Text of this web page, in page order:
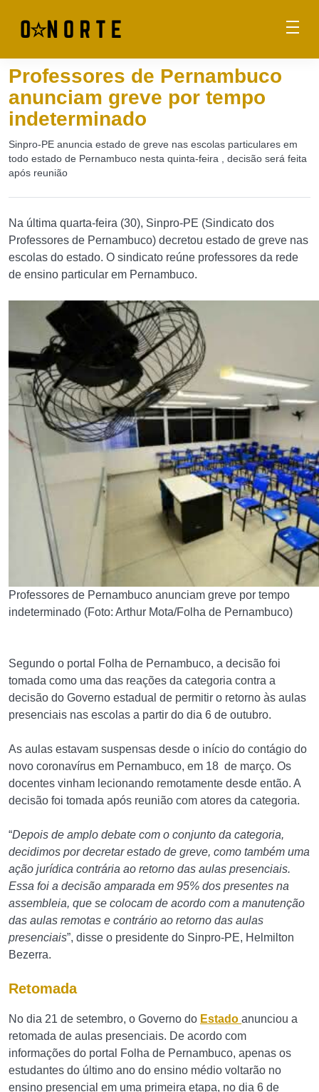
Professores de Pernambuco
anunciam greve por tempo
indeterminado
Sinpro-PE anuncia estado de greve nas escolas particulares em
todo estado de Pernambuco nesta quinta-feira , decisão será feita
após reunião
Na última quarta-feira (30), Sinpro-PE (Sindicato dos
Professores de Pernambuco) decretou estado de greve nas
escolas do estado. O sindicato reúne professores da rede
de ensino particular em Pernambuco.
Professores de Pernambuco anunciam greve por tempo
indeterminado (Foto: Arthur Mota/Folha de Pernambuco)
Segundo o portal Folha de Pernambuco, a decisão foi
tomada como uma das reações da categoria contra a
decisão do Governo estadual de permitir o retorno às aulas
presenciais nas escolas a partir do dia 6 de outubro.
As aulas estavam suspensas desde o início do contágio do
novo coronavírus em Pernambuco, em 18 de março. Os
docentes vinham lecionando remotamente desde então. A
decisão foi tomada após reunião com atores da categoria.
“Depois de amplo debate com o conjunto da categoria,
decidimos por decretar estado de greve, como também uma
ação jurídica contrária ao retorno das aulas presenciais.
Essa foi a decisão amparada em 95% dos presentes na
assembleia, que se colocam de acordo com a manutenção
das aulas remotas e contrário ao retorno das aulas
presenciais”, disse o presidente do Sinpro-PE, Helmilton
Bezerra.
Retomada
No dia 21 de setembro, o Governo do Estado anunciou a
retomada de aulas presenciais. De acordo com
informações do portal Folha de Pernambuco, apenas os
estudantes do último ano do ensino médio voltarão no
ensino presencial em uma primeira etapa, no dia 6 de